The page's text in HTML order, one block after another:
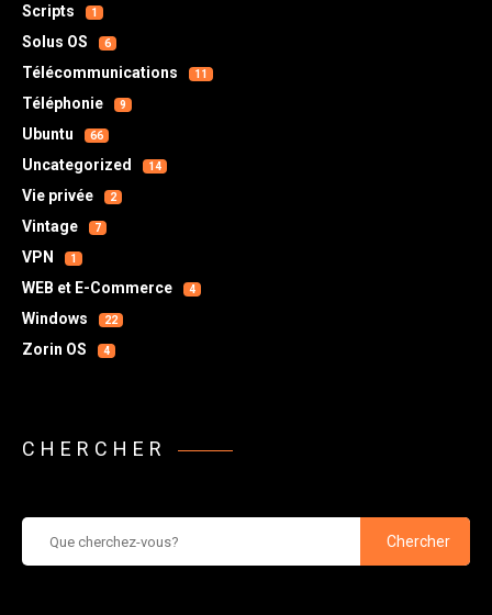
Scripts 1
Solus OS 6
Télécommunications 11
Téléphonie 9
Ubuntu 66
Uncategorized 14
Vie privée 2
Vintage 7
VPN 1
WEB et E-Commerce 4
Windows 22
Zorin OS 4
CHERCHER